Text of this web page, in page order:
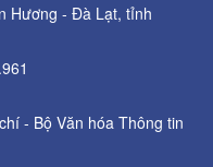
Hương - Đà Lạt, tỉnh
- Bộ Văn hóa Thông tin